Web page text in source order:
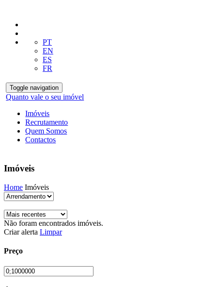
PT
EN
ES
FR
Toggle navigation
Quanto vale o seu imóvel
Imóveis
Recrutamento
Quem Somos
Contactos
Imóveis
Home Imóveis
Não foram encontrados imóveis.
Criar alerta Limpar
Preço